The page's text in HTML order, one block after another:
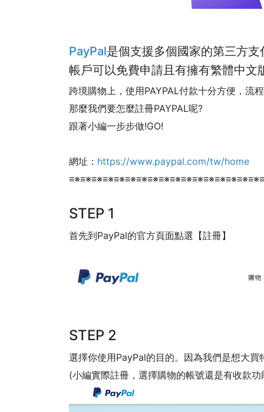
PayPal是個支援多個國家的第三方支
帳戶可以免費申請且有擁有繁體中文
跨境購物上，使用PAYPAL付款十分方便，流
那麼我們要怎麼註冊PAYPAL呢?
跟著小編一步步做!GO!
網址： https://www.paypal.com/tw/home
STEP 1
首先到PayPal的官方頁面點選【註冊】
STEP 2
選擇你使用PayPal的目的。因為我們是想大
(小編實際註冊，選擇購物的帳號還是有收款功